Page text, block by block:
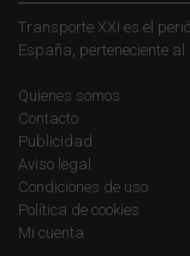
Transporte XXI es el
España, perteneciente al
Quienes somos
Contacto
Publicidad
Aviso legal
Condiciones de uso
Política de cookies
Mi cuenta